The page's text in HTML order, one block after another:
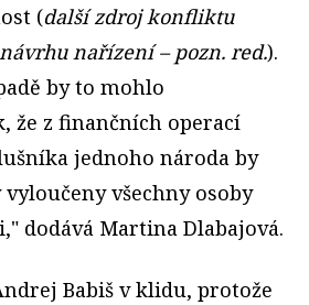
(další zdroj konfliktu
nařízení – pozn. red.).
by to mohlo
že z finančních operací
jednoho národa by
všechny osoby
dodává Martina Dlabajová.
Babiš v klidu, protože